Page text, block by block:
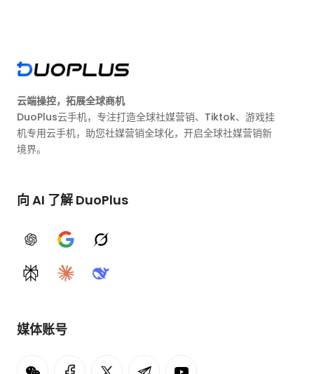
云端操控，拓展全球商机
DuoPlus云手机，专注打造全球社媒营销、Tiktok、游戏挂
机专用云手机，助您社媒营销全球化，开启全球社媒营销新
境界。
向 AI 了解 DuoPlus
ChatGPTGoogle AIGrok
PerplexityClaudeDeepSeek
媒体账号